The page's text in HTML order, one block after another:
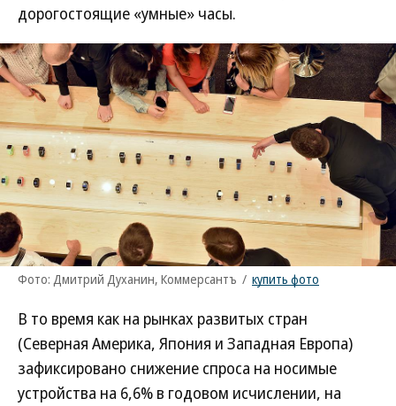
дорогостоящие «умные» часы.
Фото: Дмитрий Духанин, Коммерсантъ / купить фото
В то время как на рынках развитых стран
(Северная Америка, Япония и Западная Европа)
зафиксировано снижение спроса на носимые
устройства на 6,6% в годовом исчислении, на